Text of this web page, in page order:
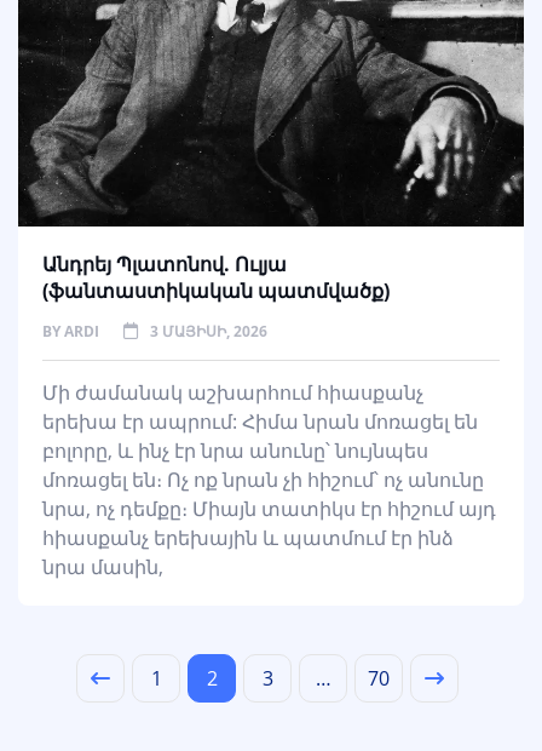
Անդրեյ Պլատոնով. Ուլյա
(ֆանտաստիկական պատմվածք)
BYARDI 3 ՄԱՅԻՍԻ, 2026
Մի ժամանակ աշխարհում հիասքանչ
երեխա էր ապրում: Հիմա նրան մոռացել են
բոլորը, և ինչ էր նրա անունը՝ նույնպես
մոռացել են։ Ոչ ոք նրան չի հիշում՝ ոչ անունը
նրա, ոչ դեմքը։ Միայն տատիկս էր հիշում այդ
հիասքանչ երեխային և պատմում էր ինձ
նրա մասին,
1 2 3 … 70